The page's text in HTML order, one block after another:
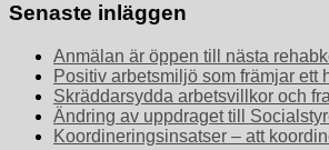
Senaste inläggen
Anmälan är öppen till nästa
Positiv arbetsmiljö som främjar
Skräddarsydda arbetsvillkor och
Ändring av uppdraget till
Koordineringsinsatser – att